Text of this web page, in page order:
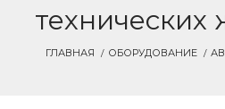
технических
ГЛАВНАЯ ОБОРУДОВАНИЕ